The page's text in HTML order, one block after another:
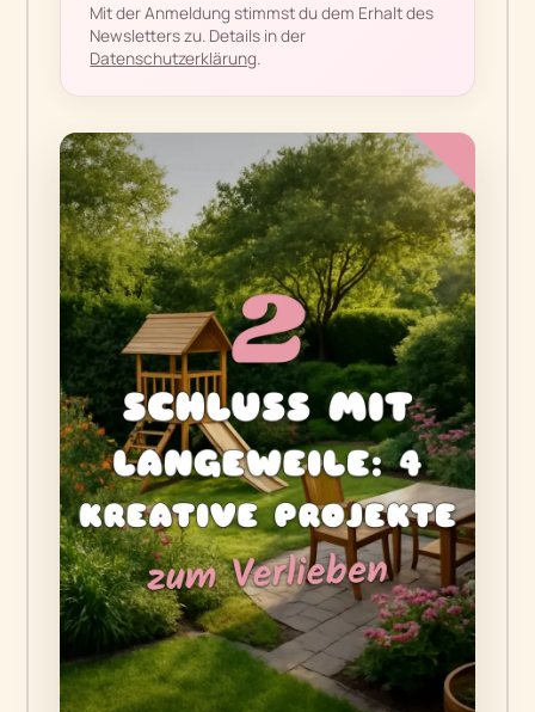
Mit der Anmeldung stimmst du dem Erhalt des
Newsletters zu. Details in der
Datenschutzerklärung.